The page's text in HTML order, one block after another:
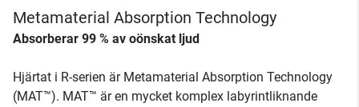
Metamaterial Absorption Technology
Absorberar 99 % av oönskat ljud
Hjärtat i R-serien är Metamaterial Absorption Technology
(MAT™). MAT™ är en mycket komplex labyrintliknande